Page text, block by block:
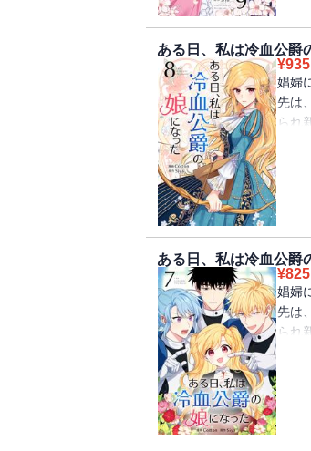
ある日、私は冷血公爵
¥935
娼婦
先は
られ
士
ある日、私は冷血公爵
¥825
娼婦
先は
られ
士